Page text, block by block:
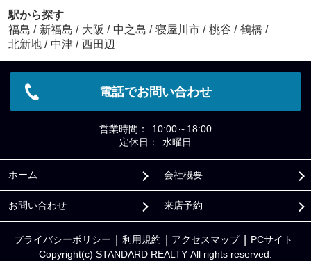
駅から探す
福島 / 新福島 / 大阪 / 中之島 / 寝屋川市 / 桃谷 / 鶴橋 /
北新地 / 中津 / 西田辺
電話でお問い合わせ
営業時間：
10:00～18:00
定休日：
水曜日
ホーム 会社概要
お問い合わせ 来店予約
プライバシーポリシー 利用規約 アクセスマップ PCサイト
Copyright(c) STANDARD REALTY All rights reserved.